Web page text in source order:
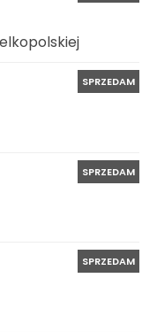
SPRZEDAM
SPRZEDAM
SPRZEDAM